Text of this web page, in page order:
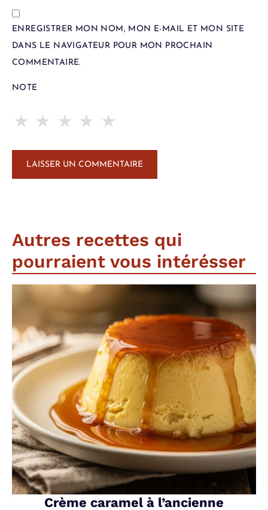
ENREGISTRER MON NOM, MON E-MAIL ET MON SITE
DANS LE NAVIGATEUR POUR MON PROCHAIN
COMMENTAIRE.
NOTE
★
★
★
★
★
Autres recettes qui
pourraient vous intérésser
Crème caramel à l’ancienne